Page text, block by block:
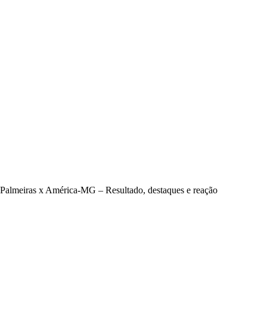
Palmeiras x América-MG – Resultado, destaques e reação